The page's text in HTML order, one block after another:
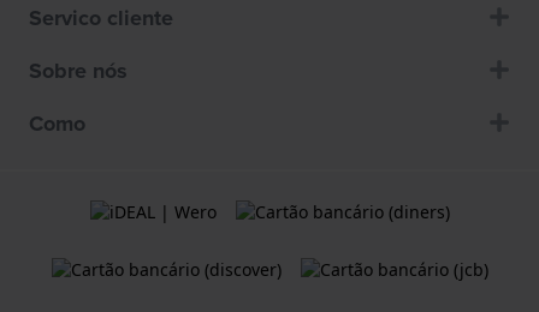
Servico cliente
Sobre nós
Como